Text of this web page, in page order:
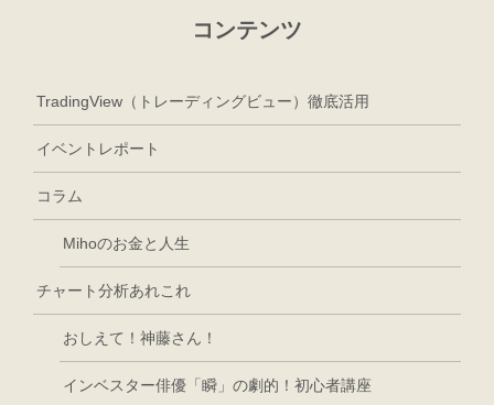
コンテンツ
TradingView（トレーディングビュー）徹底活用
イベントレポート
コラム
Mihoのお金と人生
チャート分析あれこれ
おしえて！神藤さん！
インベスター俳優「瞬」の劇的！初心者講座